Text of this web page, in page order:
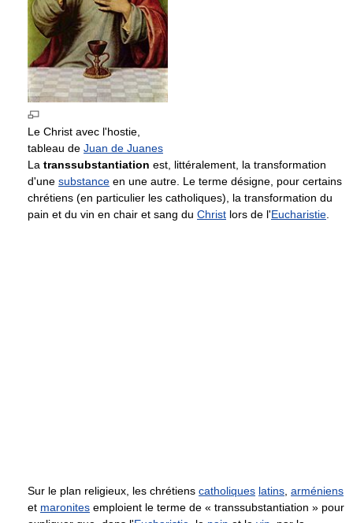
Le Christ avec l'hostie,
tableau de Juan de Juanes
La transsubstantiation est, littéralement, la transformation
d'une substance en une autre. Le terme désigne, pour certains
chrétiens (en particulier les catholiques), la transformation du
pain et du vin en chair et sang du Christ lors de l'Eucharistie.
Sur le plan religieux, les chrétiens catholiques latins, arméniens
et maronites emploient le terme de « transsubstantiation » pour